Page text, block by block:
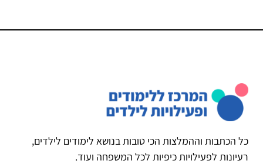
כל הכתבות וההמלצות הכי טובות בנושא לימודים לילדים,
רעיונות לפעילויות כיפיות לכל המשפחה ועוד.